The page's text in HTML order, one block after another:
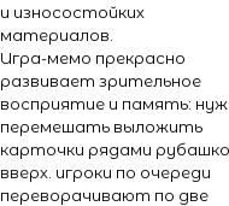
и износостойких
материалов.
Игра-мемо прекрасно
развивает зрительное
восприятие и память:
перемешать выложить
карточки рядами
вверх. игроки по очереди
переворачивают по две